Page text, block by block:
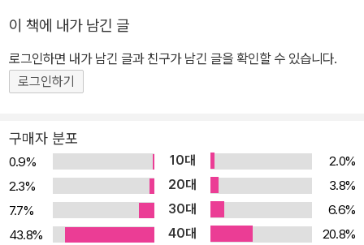
기하학적인 퍼즐 문제로 이루어져 있다. 제2장에서는 계산으로 푸는
퍼즐과 논리적 사고로 푸는 퍼즐을 소개한다. 시계와 천칭을 사용한
계산 퍼즐과 여러 가지로 설정한 논리 퍼즐에 도전해 보자. 제3장은
성되어 있다. 제4장은 논리 패러독스의 장이다. 전제나 논리가 틀렸
기 때문에 생기는 ‘유사 패러독스’, 그리고 전제와 논리가 모두 옳은데
도 상반되는 2개의 결론이 나오는 ‘진짜 패러독스’에 도전한다. 아울
러 핵심을 명쾌하게 보여 주는 올 컬러 그림과 전문가의 상세한 해설
을 제시해서, 독자들이 자연스럽게 두뇌 트레이닝을 할 수 있도록 만
이 책에 내가 남긴 글
로그인하면 내가 남긴 글과 친구가 남긴 글을 확인할 수 있습니다.
로그인하기
구매자 분포
0.9% 10대
2.0%
2.3%
20대
3.8%
7.7%
30대
6.6%
43.8%
40대
20.8%